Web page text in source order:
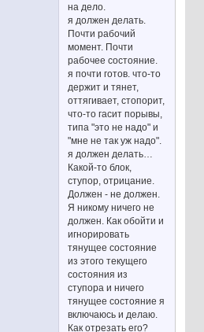
на дело.
я должен делать.
Почти рабочий
момент. Почти
рабочее состояние.
я почти готов. что-то
держит и тянет,
оттягивает, стопорит,
что-то гасит порывы,
типа "это не надо" и
"мне не так уж надо".
я должен делать…
Какой-то блок,
ступор, отрицание.
Должен - не должен.
Я никому ничего не
должен. Как обойти и
игнорировать
тянущее состояние
из этого текущего
состояния из
ступора и ничего
тянущее состояние я
включаюсь и делаю.
Как отрезать его?